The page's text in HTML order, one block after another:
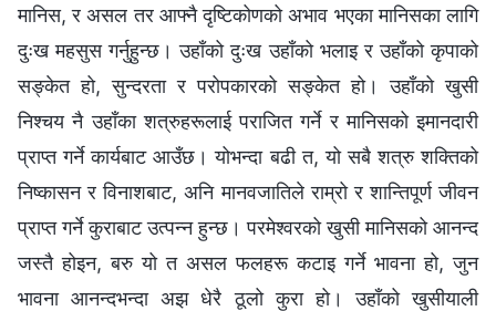
मानिस, र असल तर आफ्नै दृष्टिकोणको अभाव भएका मानिसका लागि
दुःख महसुस गर्नुहुन्छ। उहाँको दुःख उहाँको भलाइ र उहाँको कृपाको
सङ्केत हो, सुन्दरता र परोपकारको सङ्केत हो। उहाँको खुसी
निश्‍चय नै उहाँका शत्रुहरूलाई पराजित गर्ने र मानिसको इमानदारी
प्राप्त गर्ने कार्यबाट आउँछ। योभन्दा बढी त, यो सबै शत्रु शक्तिको
निष्कासन र विनाशबाट, अनि मानवजातिले राम्रो र शान्तिपूर्ण जीवन
प्राप्‍त गर्ने कुराबाट उत्पन्न हुन्छ। परमेश्‍वरको खुसी मानिसको आनन्द
जस्तै होइन, बरु यो त असल फलहरू कटाइ गर्ने भावना हो, जुन
भावना आनन्दभन्दा अझ धेरै ठूलो कुरा हो। उहाँको खुसीयाली